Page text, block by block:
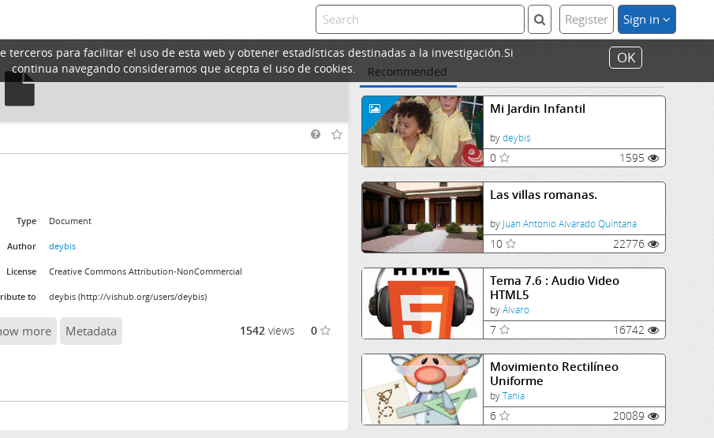
terceros para facilitar el uso de esta web y obtener estadísticas destinadas a la investigación.Si
continua navegando consideramos que acepta el uso de cookies.
OK
Register Sign in
Recommended
Mi Jardin Infantil
bydeybis
0 1595
Las villas romanas.
by Juan Antonio Alvarado Quintana
10 22776
Tema 7.6 : Audio Video
HTML5
byÁlvaro
7 16742
Movimiento Rectilíneo
Uniforme
byTania
6 20089
Type Document
Author deybis
License Creative Commons Attribution-NonCommercial
to deybis (http://vishub.org/users/deybis)
more Metadata 1542views 0